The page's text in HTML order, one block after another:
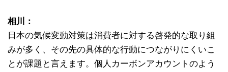
相川：
日本の気候変動対策は消費者に対する啓発的な取り組
みが多く、その先の具体的な行動につながりにくいこ
とが課題と言えます。個人カーボンアカウントのよう